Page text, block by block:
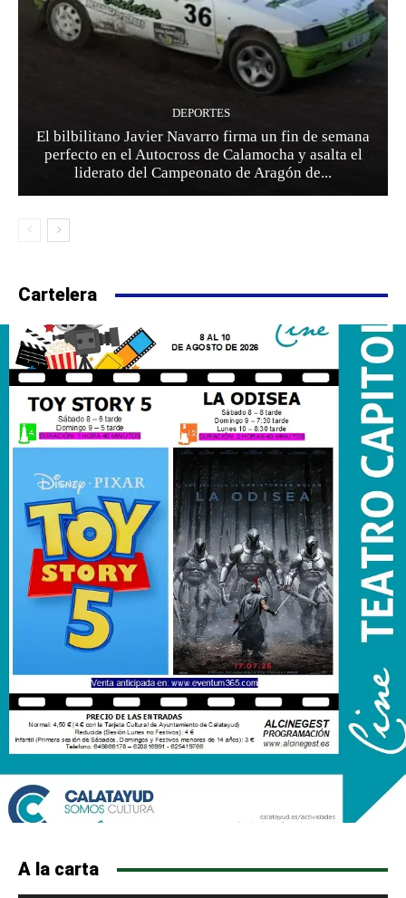
DEPORTES
El bilbilitano Javier Navarro firma un fin de semana
perfecto en el Autocross de Calamocha y asalta el
liderato del Campeonato de Aragón de...
Cartelera
A la carta